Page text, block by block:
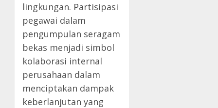
lingkungan. Partisipasi
pegawai dalam
pengumpulan seragam
bekas menjadi simbol
kolaborasi internal
perusahaan dalam
menciptakan dampak
keberlanjutan yang